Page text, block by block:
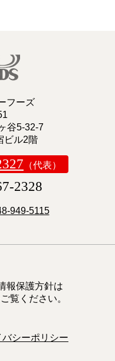
フーズ
谷5-32-7
ビル2階
（代表）
2328
949-5115
報保護方針は
覧ください。
バシーポリシー